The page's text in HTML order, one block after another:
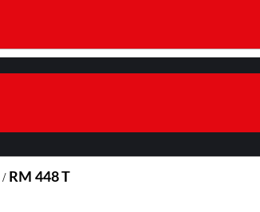
/ RM 448 T